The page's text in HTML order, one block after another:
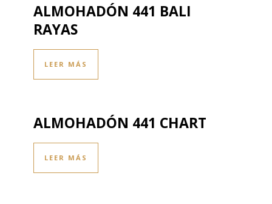
ALMOHADÓN 441 BALI
RAYAS
LEER MÁS
ALMOHADÓN 441 CHART
LEER MÁS